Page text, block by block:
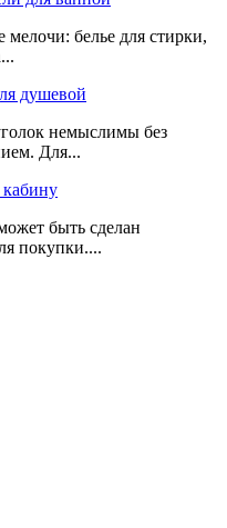
мелочи: белье для стирки,
душевой
немыслимы без
Для...
быть сделан
покупки....